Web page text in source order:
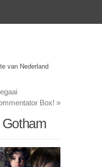
van Nederland
Box! »